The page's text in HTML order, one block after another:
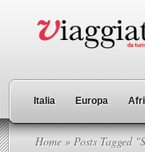
Italia Europa
Home » Posts Tagged